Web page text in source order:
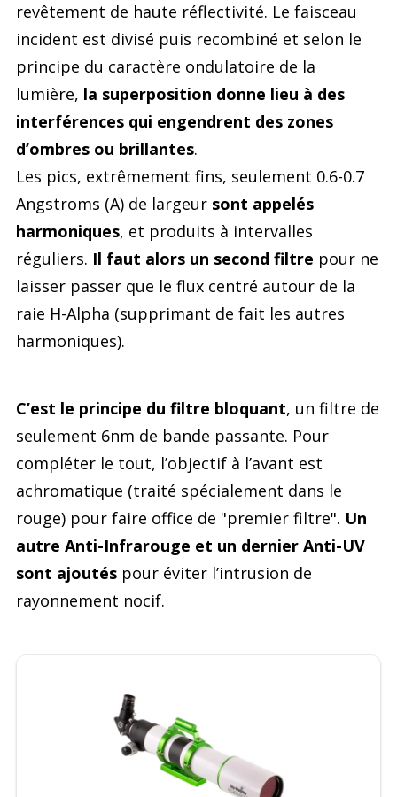
revêtement de haute réflectivité. Le faisceau
incident est divisé puis recombiné et selon le
principe du caractère ondulatoire de la
lumière, la superposition donne lieu à des
interférences qui engendrent des zones
d’ombres ou brillantes.
Les pics, extrêmement fins, seulement 0.6-0.7
Angstroms (A) de largeur sont appelés
harmoniques, et produits à intervalles
réguliers. Il faut alors un second filtre pour ne
laisser passer que le flux centré autour de la
raie H-Alpha (supprimant de fait les autres
harmoniques).
C’est le principe du filtre bloquant, un filtre de
seulement 6nm de bande passante. Pour
compléter le tout, l’objectif à l’avant est
achromatique (traité spécialement dans le
rouge) pour faire office de "premier filtre". Un
autre Anti-Infrarouge et un dernier Anti-UV
sont ajoutéspour éviter l’intrusion de
rayonnement nocif.